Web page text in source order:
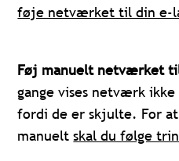
føje netværket til din e-
Føj manuelt netværket
gange vises netværk
fordi de er skjulte. For
manueltskal du følge